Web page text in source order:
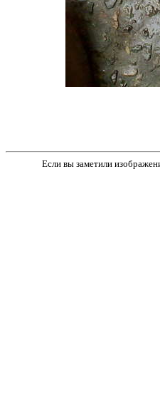
Если вы заметили